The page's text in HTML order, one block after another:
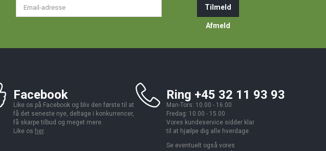
Tilmeld
Afmeld
Facebook
Like os på Facebook og bliv den første til at
få det seneste nye, deltage i konkurrencer,
få skarpe tilbud og meget mere.
Like os her.
Ring +45 32 11 93 93
Man-Tors: 10.00 - 16.00
Fredag: 10.00 - 15.00
Vores kundeservice sidder klar
til at hjælpe dig alle hverdage.
Se eventuelt også vores